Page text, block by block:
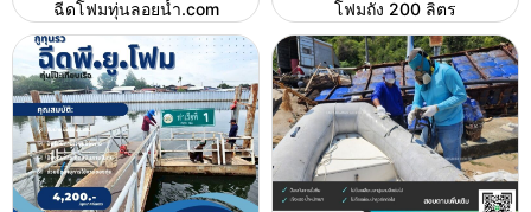
ฉีดโฟมทุ่นลอยน้ำ.com
โฟมถัง 200 ลิตร